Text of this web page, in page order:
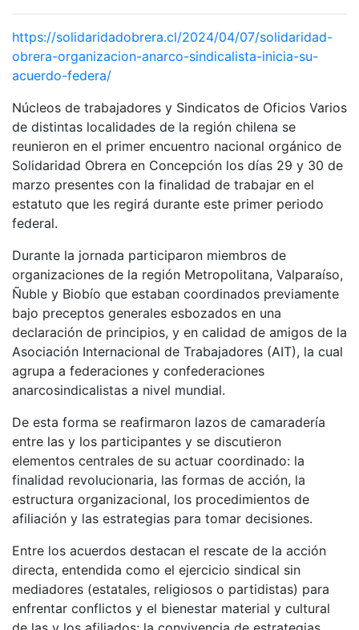
https://solidaridadobrera.cl/2024/04/07/solidaridad-
obrera-organizacion-anarco-sindicalista-inicia-su-
acuerdo-federa/
Núcleos de trabajadores y Sindicatos de Oficios Varios
de distintas localidades de la región chilena se
reunieron en el primer encuentro nacional orgánico de
Solidaridad Obrera en Concepción los días 29 y 30 de
marzo presentes con la finalidad de trabajar en el
estatuto que les regirá durante este primer periodo
federal.
Durante la jornada participaron miembros de
organizaciones de la región Metropolitana, Valparaíso,
Ñuble y Biobío que estaban coordinados previamente
bajo preceptos generales esbozados en una
declaración de principios, y en calidad de amigos de la
Asociación Internacional de Trabajadores (AIT), la cual
agrupa a federaciones y confederaciones
anarcosindicalistas a nivel mundial.
De esta forma se reafirmaron lazos de camaradería
entre las y los participantes y se discutieron
elementos centrales de su actuar coordinado: la
finalidad revolucionaria, las formas de acción, la
estructura organizacional, los procedimientos de
afiliación y las estrategias para tomar decisiones.
Entre los acuerdos destacan el rescate de la acción
directa, entendida como el ejercicio sindical sin
mediadores (estatales, religiosos o partidistas) para
enfrentar conflictos y el bienestar material y cultural